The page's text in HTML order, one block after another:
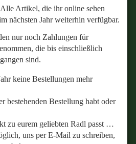
Alle Artikel, die ihr online sehen
nächsten Jahr weiterhin verfügbar.
nur noch Zahlungen für
die bis einschließlich
sind.
keine Bestellungen mehr
bestehenden Bestellung habt oder
zu eurem geliebten Radl passt …
uns per E-Mail zu schreiben,
die bis einschließlich
sind.
Bestellungen mehr
Bestellung habt
geliebten Radl passt
uns per E-Mail zu
fit zu bekommen.
gesunde Radlzeit und freut